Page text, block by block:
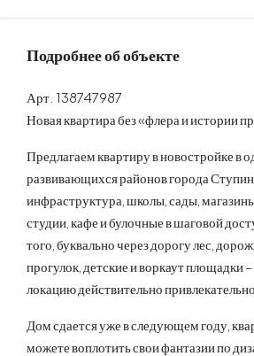
Подробнее об объекте
Арт. 138747987
Новая квартира без «флера и истории
Предлагаем квартиру в новостройке в
развивающихся районов города
инфраструктура, школы, сады,
студии, кафе и булочные в шаговой
того, буквально через дорогу лес,
прогулок, детские и воркаут площадки
локацию действительно
Дом сдается уже в следующем году,
можете воплотить свои фантазии по